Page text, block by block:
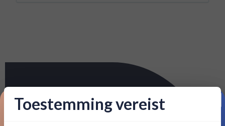
Toestemming vereist
Proost op je eerste korting!